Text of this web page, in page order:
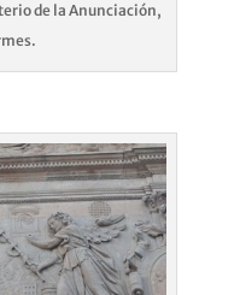
de la Anunciación,